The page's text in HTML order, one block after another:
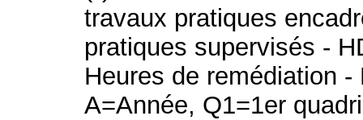
travaux pratiques
pratiques supervisés -
Heures de remédiation
A=Année, Q1=1er